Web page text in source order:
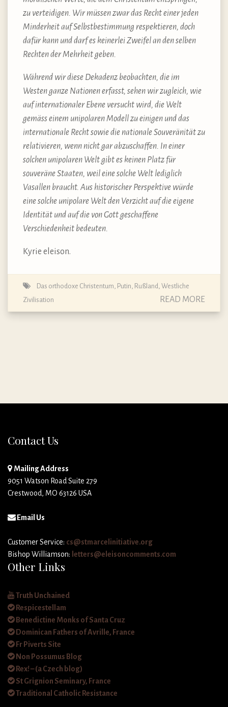
zu verteidigen. Wir müssen zwar das Recht einer jeden
Minderheit auf Selbstbestimmung respektieren, doch
dafür kann und darf es keinerlei Zweifel an den selben
Rechten der Mehrheit geben.
Während wir diese Dekadenz beobachten, die im
Westen ganze Nationen erfasst, sehen wir zugleich, wie
auf internationaler Ebene versucht wird, die Welt
gemäss einem unipolaren Modell zu einigen und das
internationale Recht sowie die nationale Souveränität zu
relativieren, wenn nicht gar abzuschaffen. In einer
solchen unipolaren Welt gibt es keinen Platz für
souveräne Staaten, weil eine solche Welt lediglich
Vasallen braucht. Aus historischer Perspektive würde
eine solche unipolare Welt den Verzicht auf die eigene
Identität und auf die von Gott geschaffene
Verschiedenheit bedeuten.
Kyrie eleison.
Das orthodoxe Christentum Putin Rußland Westliche
Zivilisation
READ MORE
Contact Us
Mailing Address
9051 Watson Road Suite 279
Crestwood, MO 63126 USA
Email Us
Customer Service: cs@stmarcelinitiative.org
Bishop Williamson: letters@eleisoncomments.com
Other Links
Truth Unchained
Respicestellam
Benedictine Monks of Santa Cruz
Dominican Fathers of Avrille, France
Fr Piverts Site
Non Possumus Blog
Rex! – (a Czech blog)
St Grignion Seminary, France
Traditional Catholic Resistance